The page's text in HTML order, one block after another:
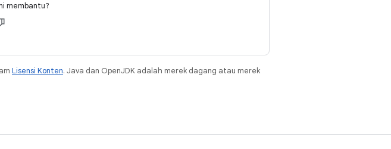
membantu?
Lisensi Konten. Java dan OpenJDK adalah merek dagang atau merek